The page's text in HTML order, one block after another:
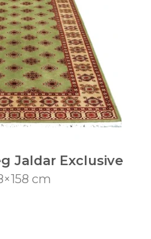
Jaldar Exclusive
cm